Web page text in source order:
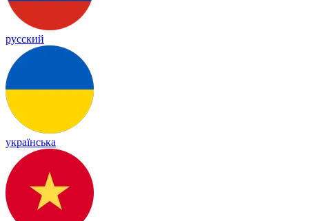
русский
українська